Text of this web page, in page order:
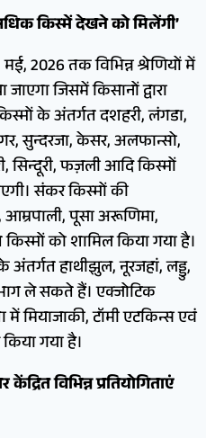
किस्में देखने को मिलेंगी’
2026 तक विभिन्न श्रेणियों में
जिसमें किसानों द्वारा
के अंतर्गत दशहरी, लंगडा,
सुन्दरजा, केसर, अलफान्सो,
सिन्दूरी, फज़ली आदि किस्मों
संकर किस्मों की
आम्रपाली, पूसा अरूणिमा,
को शामिल किया गया है।
अंतर्गत हाथीझुल, नूरजहां, लड्डु,
ले सकते हैं। एक्जोटिक
में मियाजाकी, टॉमी एटकिन्स एवं
गया है।
विभिन्न प्रतियोगिताएं